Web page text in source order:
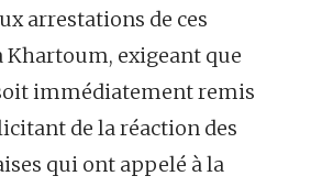
arrestations de ces
Khartoum, exigeant que
immédiatement remis
de la réaction des
qui ont appelé à la